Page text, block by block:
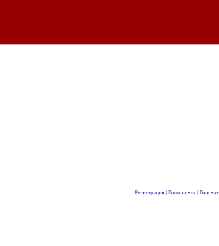
Регистрация | Ваша почта | Ваш чат